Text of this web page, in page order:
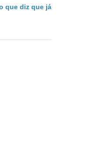
que diz que já